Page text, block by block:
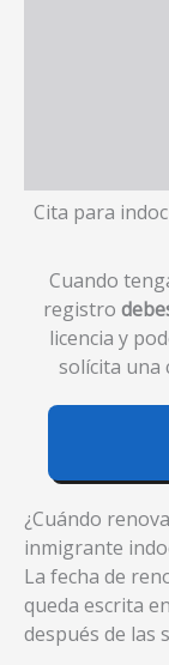
Cita para
Cuando
registro
licencia y
solícita una
¿Cuándo
inmigrante
La fecha de
queda escrita
después de las